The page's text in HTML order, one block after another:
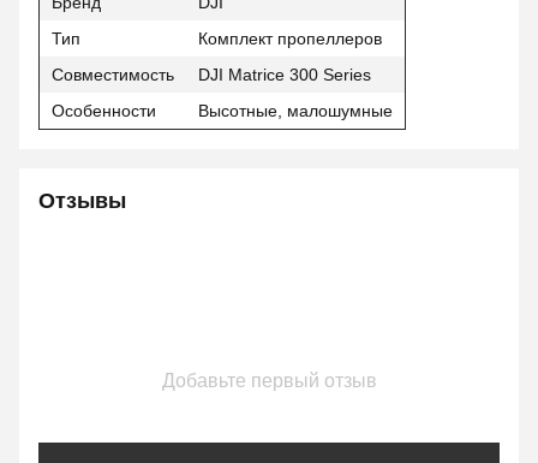
Тип
Комплект пропеллеров
Совместимость
DJI Matrice 300 Series
Особенности
Высотные, малошумные
Отзывы
Добавьте первый отзыв